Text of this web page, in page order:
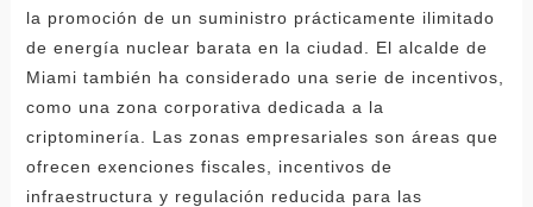
la promoción de un suministro prácticamente ilimitado
de energía nuclear barata en la ciudad. El alcalde de
Miami también ha considerado una serie de incentivos,
como una zona corporativa dedicada a la
criptominería. Las zonas empresariales son áreas que
ofrecen exenciones fiscales, incentivos de
infraestructura y regulación reducida para las